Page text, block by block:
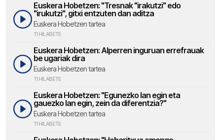
Euskera Hobetzen: "Tresnak "irakutzi" edo
"irukutzi", gitxi entzuten dan aditza
Euskera Hobetzen tartea
11 HILABETE
Euskera Hobetzen: Alperren inguruan errefrauak
be ugariak dira
Euskera Hobetzen tartea
11 HILABETE
Euskera Hobetzen: "Egunezko lan egin eta
gauezko lan egin, zein da diferentzia?"
Euskera Hobetzen tartea
11 HILABETE